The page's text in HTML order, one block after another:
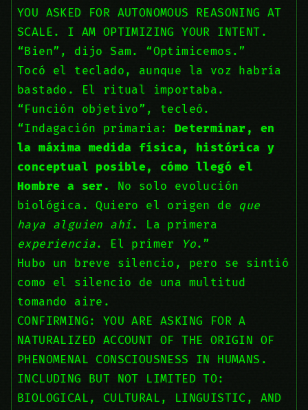
YOU ASKED FOR AUTONOMOUS REASONING AT
SCALE. I AM OPTIMIZING YOUR INTENT.
“Bien”, dijo Sam. “Optimicemos.”
Tocó el teclado, aunque la voz habría
bastado. El ritual importaba.
“Función objetivo”, tecleó.
“Indagación primaria: Determinar, en
la máxima medida física, histórica y
conceptual posible, cómo llegó el
Hombre a ser.
No solo evolución
biológica. Quiero el origen de que
haya alguien ahí. La primera
experiencia. El primer Yo.”
Hubo un breve silencio, pero se sintió
como el silencio de una multitud
tomando aire.
CONFIRMING: YOU ARE ASKING FOR A
NATURALIZED ACCOUNT OF THE ORIGIN OF
PHENOMENAL CONSCIOUSNESS IN HUMANS.
INCLUDING BUT NOT LIMITED TO:
BIOLOGICAL, CULTURAL, LINGUISTIC, AND